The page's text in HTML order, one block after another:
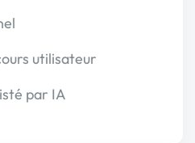
utilisateur
par IA